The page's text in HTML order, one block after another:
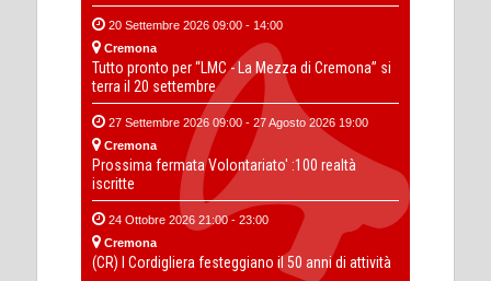
20 Settembre 2026 09:00 - 14:00
Cremona
Tutto pronto per “LMC - La Mezza di Cremona” si
terra il 20 settembre
27 Settembre 2026 09:00 - 27 Agosto 2026 19:00
Cremona
Prossima fermata Volontariato' :100 realtà
iscritte
24 Ottobre 2026 21:00 - 23:00
Cremona
(CR) I Cordigliera festeggiano il 50 anni di attività